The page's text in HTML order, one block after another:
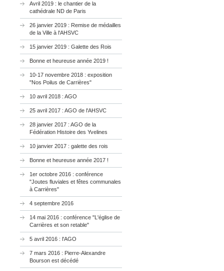
Avril 2019 : le chantier de la
cathédrale ND de Paris
26 janvier 2019 : Remise de médailles
de la Ville à l'AHSVC
15 janvier 2019 : Galette des Rois
Bonne et heureuse année 2019 !
10-17 novembre 2018 : exposition
"Nos Poilus de Carrières"
10 avril 2018 : AGO
25 avril 2017 : AGO de l'AHSVC
28 janvier 2017 : AGO de la
Fédération Histoire des Yvelines
10 janvier 2017 : galette des rois
Bonne et heureuse année 2017 !
1er octobre 2016 : conférence
"Joutes fluviales et fêtes communales
à Carrières"
4 septembre 2016
14 mai 2016 : conférence "L'église de
Carrières et son retable"
5 avril 2016 : l'AGO
7 mars 2016 : Pierre-Alexandre
Bourson est décédé